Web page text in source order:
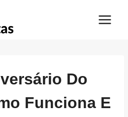
Do
Funciona E